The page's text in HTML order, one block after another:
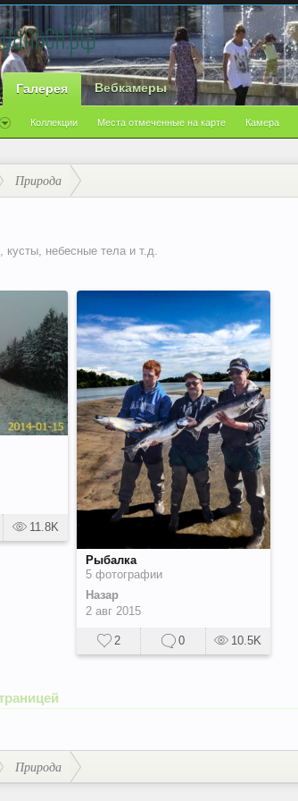
Галерея
Коллекции Места отмеченные на карте Камера
Вебкамеры
Природа
кусты, небесные тела и т.д.
11.8K
Рыбалка
5 фотографии
Назар
2 авг 2015
2 0 10.5K
Природа